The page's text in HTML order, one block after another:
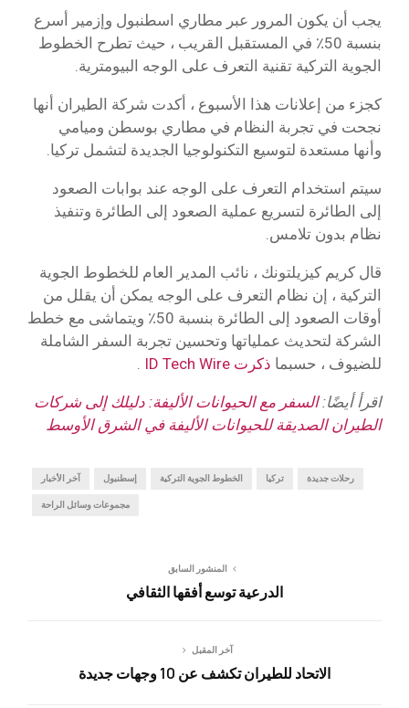
يجب أن يكون المرور عبر مطاري اسطنبول وإزمير أسرع
بنسبة 50٪ في المستقبل القريب ، حيث تطرح الخطوط
الجوية التركية تقنية التعرف على الوجه البيومترية.
كجزء من إعلانات هذا الأسبوع ، أكدت شركة الطيران أنها
نجحت في تجربة النظام في مطاري بوسطن وميامي
وأنها مستعدة لتوسيع التكنولوجيا الجديدة لتشمل تركيا.
سيتم استخدام التعرف على الوجه عند بوابات الصعود
إلى الطائرة لتسريع عملية الصعود إلى الطائرة وتنفيذ
نظام بدون تلامس.
قال كريم كيزيلتونك ، نائب المدير العام للخطوط الجوية
التركية ، إن نظام التعرف على الوجه يمكن أن يقلل من
أوقات الصعود إلى الطائرة بنسبة 50٪ ويتماشى مع خطط
الشركة لتحديث عملياتها وتحسين تجربة السفر الشاملة
للضيوف ، حسبما ذكرت ID Tech Wire .
اقرأ أيضًا:السفر مع الحيوانات الأليفة: دليلك إلى شركات
الطيران الصديقة للحيوانات الأليفة في الشرق الأوسط
آخر الأخبار إسطنبول الخطوط الجوية التركية تركيا رحلات جديدة
مجموعات وسائل الراحة
المنشور السابق
الدرعية توسع أفقها الثقافي
آخر المقبل
الاتحاد للطيران تكشف عن 10 وجهات جديدة